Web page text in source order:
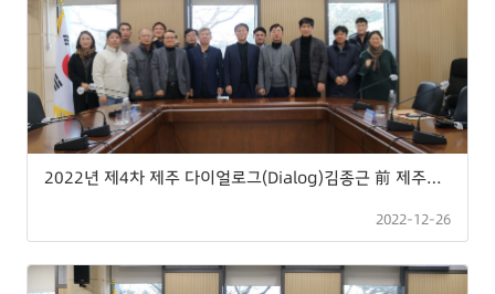
2022년 제4차 제주 다이얼로그(Dialog)김종근 前 제주국제관계대사 특강
2022-12-26